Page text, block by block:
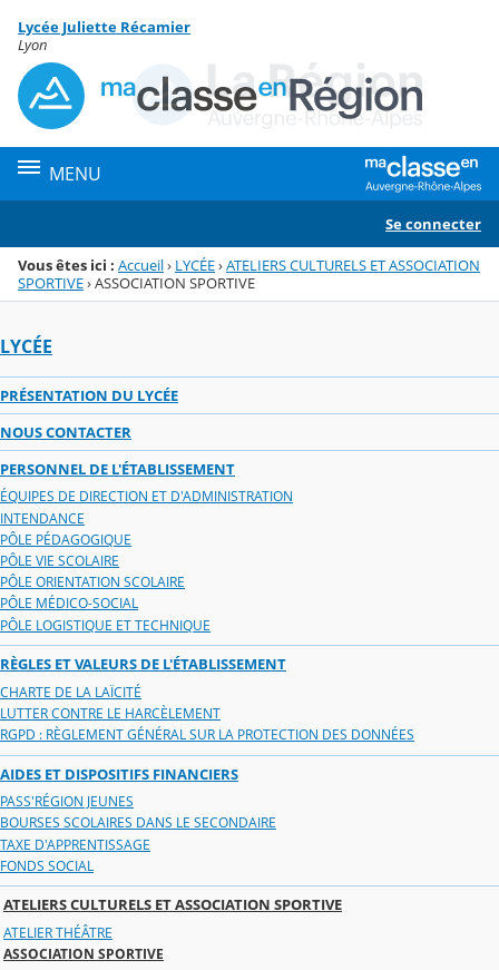
Menu de la rubrique
Contenu
Lycée Juliette Récamier
Lyon
MENU
Se connecter
Vous êtes ici : Accueil› LYCÉE›ATELIERS CULTURELS ET ASSOCIATION
SPORTIVE›ASSOCIATION SPORTIVE
LYCÉE
PRÉSENTATION DU LYCÉE
NOUS CONTACTER
PERSONNEL DE L'ÉTABLISSEMENT
ÉQUIPES DE DIRECTION ET D'ADMINISTRATION
INTENDANCE
PÔLE PÉDAGOGIQUE
PÔLE VIE SCOLAIRE
PÔLE ORIENTATION SCOLAIRE
PÔLE MÉDICO-SOCIAL
PÔLE LOGISTIQUE ET TECHNIQUE
RÈGLES ET VALEURS DE L'ÉTABLISSEMENT
CHARTE DE LA LAÏCITÉ
LUTTER CONTRE LE HARCÈLEMENT
RGPD : RÈGLEMENT GÉNÉRAL SUR LA PROTECTION DES DONNÉES
AIDES ET DISPOSITIFS FINANCIERS
PASS'RÉGION JEUNES
BOURSES SCOLAIRES DANS LE SECONDAIRE
TAXE D'APPRENTISSAGE
FONDS SOCIAL
ATELIERS CULTURELS ET ASSOCIATION SPORTIVE
ATELIER THÉÂTRE
ASSOCIATION SPORTIVE